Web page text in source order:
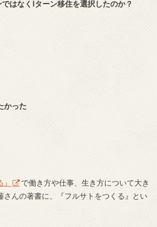
はなくIターン移住を選択したのか？
かった
で働き方や仕事、生き方について大き
さんの著書に、『フルサトをつくる』とい